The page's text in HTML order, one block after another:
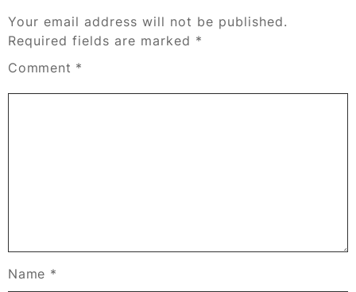
Your email address will not be published.
Required fields are marked *
Comment *
Name *